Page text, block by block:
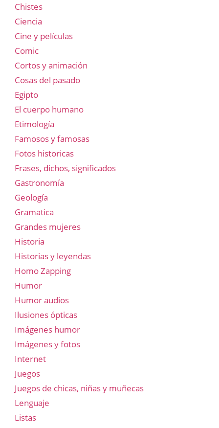
Chistes
Ciencia
Cine y películas
Comic
Cortos y animación
Cosas del pasado
Egipto
El cuerpo humano
Etimología
Famosos y famosas
Fotos historicas
Frases, dichos, significados
Gastronomía
Geología
Gramatica
Grandes mujeres
Historia
Historias y leyendas
Homo Zapping
Humor
Humor audios
Ilusiones ópticas
Imágenes humor
Imágenes y fotos
Internet
Juegos
Juegos de chicas, niñas y muñecas
Lenguaje
Listas